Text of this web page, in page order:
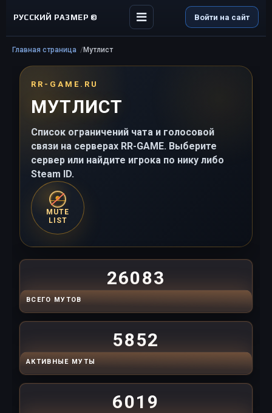
РУССКИЙ РАЗМЕР © Войти на сайт
Главная страница Мутлист
RR-GAME.RU
МУТЛИСТ
Список ограничений чата и голосовой
связи на серверах RR-GAME. Выберите
сервер или найдите игрока по нику либо
Steam ID.
MUTE
LIST
26083
ВСЕГО МУТОВ
5852
АКТИВНЫЕ МУТЫ
6019